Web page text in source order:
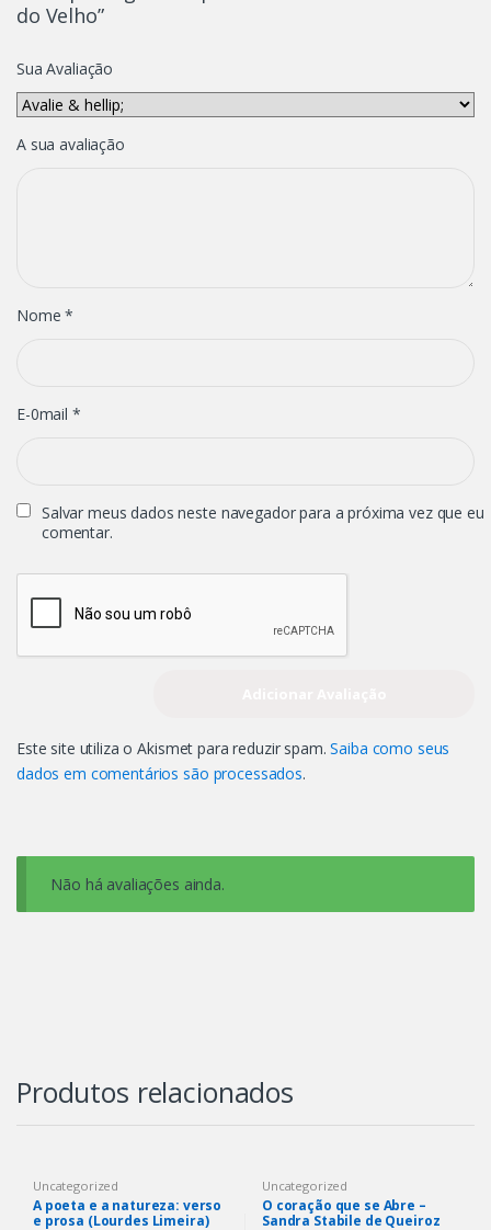
do Velho”
Sua Avaliação
A sua avaliação
Nome*
E-0mail *
Salvar meus dados neste navegador para a próxima vez que eu
comentar.
Este site utiliza o Akismet para reduzir spam.Saiba como seus
dados em comentários são processados.
Não há avaliações ainda.
Produtos relacionados
Uncategorized
A poeta e a natureza: verso
e prosa (Lourdes Limeira)
Uncategorized
O coração que se Abre –
Sandra Stabile de Queiroz